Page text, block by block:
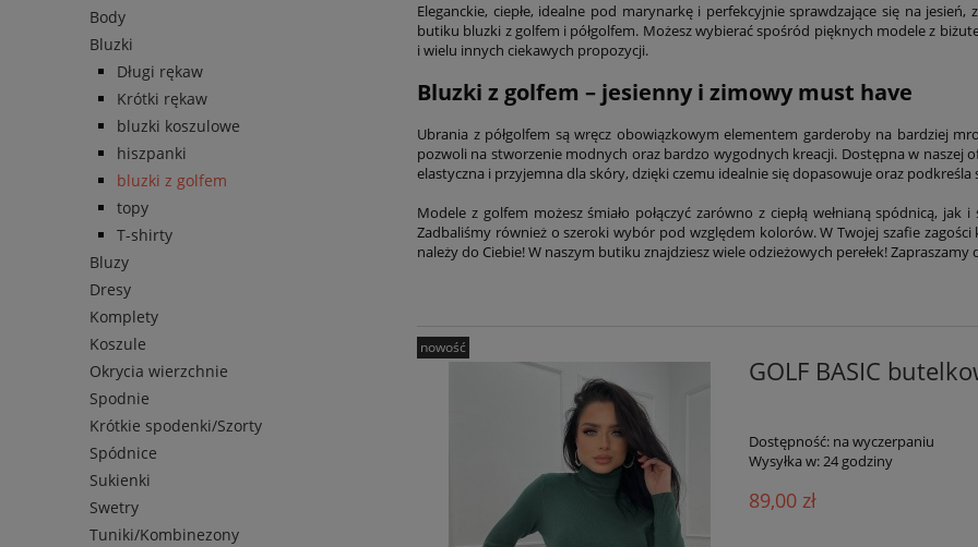
Body
Bluzki
Długi rękaw
Krótki rękaw
bluzki koszulowe
hiszpanki
bluzki z golfem
topy
T-shirty
Bluzy
Dresy
Komplety
Koszule
Okrycia wierzchnie
Spodnie
Krótkie spodenki/Szorty
Spódnice
Sukienki
Swetry
Tuniki/Kombinezony
Eleganckie, ciepłe, idealne pod marynarkę i perfekcyjnie sprawdzające się na
butiku bluzki z golfem i półgolfem. Możesz wybierać spośród pięknych modele z
i wielu innych ciekawych propozycji.
Bluzki z golfem – jesienny i zimowy must have
Ubrania z półgolfem są wręcz obowiązkowym elementem garderoby na bardziej
pozwoli na stworzenie modnych oraz bardzo wygodnych kreacji. Dostępna w naszej
elastyczna i przyjemna dla skóry, dzięki czemu idealnie się dopasowuje oraz podkreśla
Modele z golfem możesz śmiało połączyć zarówno z ciepłą wełnianą spódnicą,
Zadbaliśmy również o szeroki wybór pod względem kolorów. W Twojej szafie
należy do Ciebie! W naszym butiku znajdziesz wiele odzieżowych perełek! Zapraszamy
GOLF BASIC
Dostępność: na wyczerpaniu
Wysyłka w:24 godziny
89,00 zł
nowość